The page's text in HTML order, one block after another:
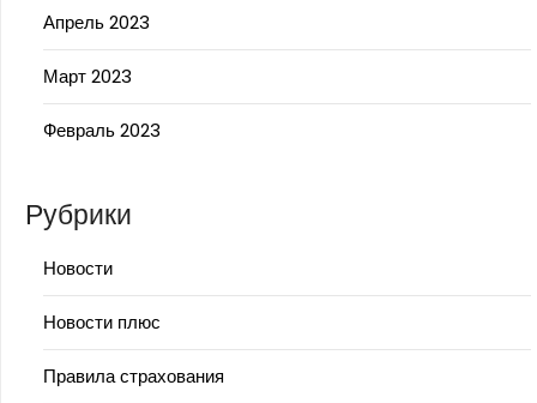
Апрель 2023
Март 2023
Февраль 2023
Рубрики
Новости
Новости плюс
Правила страхования